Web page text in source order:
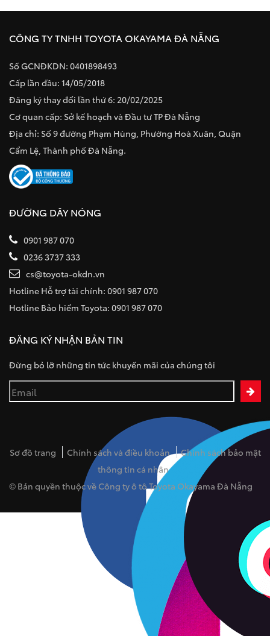
CÔNG TY TNHH TOYOTA OKAYAMA ĐÀ NẴNG
Số GCNĐKDN: 0401898493
Cấp lần đầu: 14/05/2018
Đăng ký thay đổi lần thứ 6: 20/02/2025
Cơ quan cấp: Sở kế hoạch và Đầu tư TP Đà Nẵng
Địa chỉ: Số 9 đường Phạm Hùng, Phường Hoà Xuân, Quận
Cẩm Lệ, Thành phố Đà Nẵng.
ĐƯỜNG DÂY NÓNG
0901 987 070
0236 3737 333
cs@toyota-okdn.vn
Hotline Hỗ trợ tài chính: 0901 987 070
Hotline Bảo hiểm Toyota: 0901 987 070
ĐĂNG KÝ NHẬN BẢN TIN
Đừng bỏ lỡ những tin tức khuyến mãi của chúng tôi
Sơ đồ trang Chính sách và điều khoản
Chính sách bảo mật
thông tin cá nhân
© Bản quyền thuộc về Công ty ô tô Toyota Okayama Đà Nẵng